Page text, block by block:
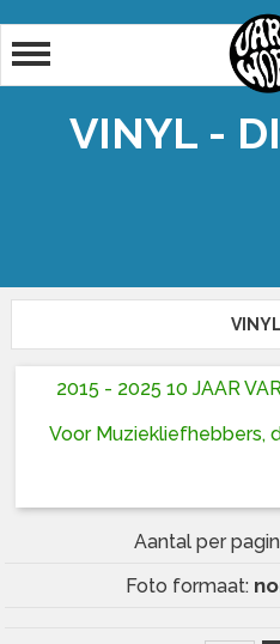
VINYL -
VINYL
2015 - 2025 10 JAAR
Voor Muziekliefhebbers,
Aantal per
Foto formaat: